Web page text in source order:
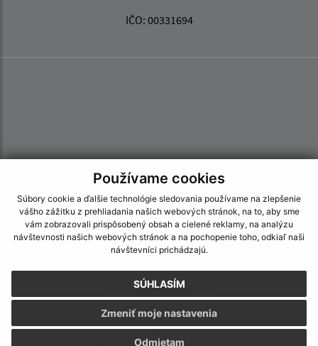
Používame cookies
Súbory cookie a ďalšie technológie sledovania používame na zlepšenie
vášho zážitku z prehliadania našich webových stránok, na to, aby sme
vám zobrazovali prispôsobený obsah a cielené reklamy, na analýzu
návštevnosti našich webových stránok a na pochopenie toho, odkiaľ naši
návštevníci prichádzajú.
SÚHLASÍM
Odmietam
Zmeniť moje nastavenia
IČO: 00331694
Informácie o stránke:
Vyhlásenie o prístupnosti
Autorské práva